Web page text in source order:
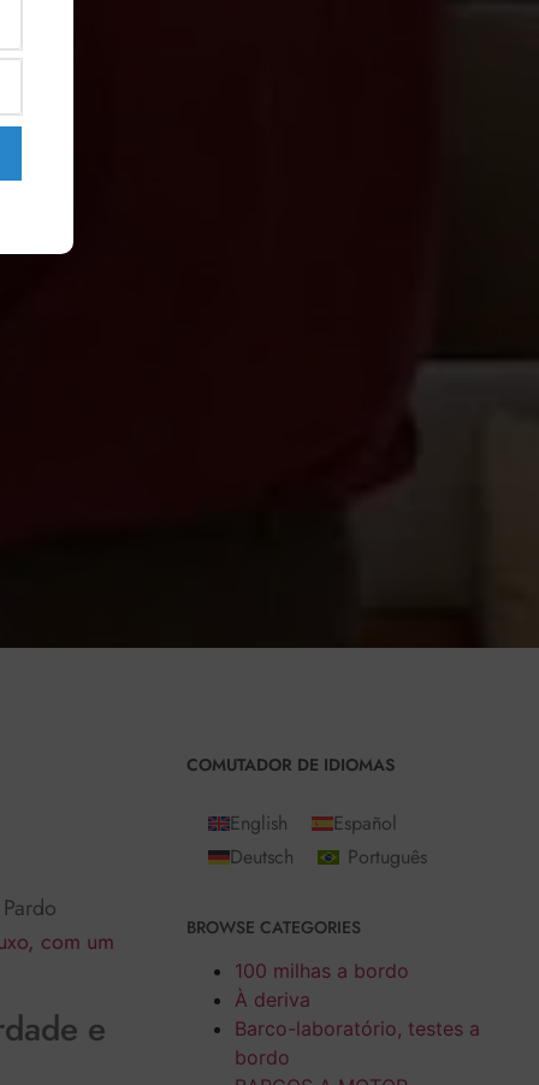
com um
e
COMUTADOR DE IDIOMAS
English
Español
Deutsch
Português
BROWSE CATEGORIES
100 milhas a bordo
À deriva
Barco-laboratório, testes a
bordo